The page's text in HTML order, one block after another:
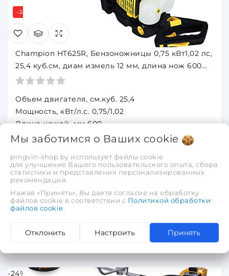
-24%
Champion HT625R, Бензоножницы 0,75 кВт1,02 лс,
25,4 куб.см, диам измель 12 мм, длина нож 600
мм, 5,4 кг
Объем двигателя, см.куб. 25,4
Мощность, кВт/л.с. 0,75/1,02
Длина ножей, мм 600
Рукоятка Поворотная
Обороты, об/мин 3000
Макс. диаметр измельчения, мм 12
Объем бака, л 0,65
Вес нетто/брутто, кг 5,4/7,0
825,00 руб.
В корзину
-24%
Мы заботимся о Ваших cookie
pingvin-shop.by использует файлы cookie
для улучшения Вашего пользовательского опыта, сбора
статистики и представления персонализированных
рекомендаций.
Нажав «Принять», Вы даете согласие на обработку
файлов cookie в соответствии с Политикой обработки
файлов cookie.
Отклонить Настроить Принять